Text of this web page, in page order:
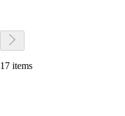
17 items